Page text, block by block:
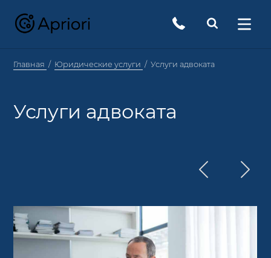
Главная Юридические услуги Услуги адвоката
Услуги адвоката